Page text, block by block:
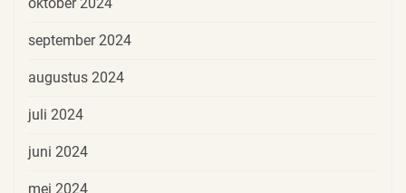
september 2024
augustus 2024
juli 2024
juni 2024
mei 2024